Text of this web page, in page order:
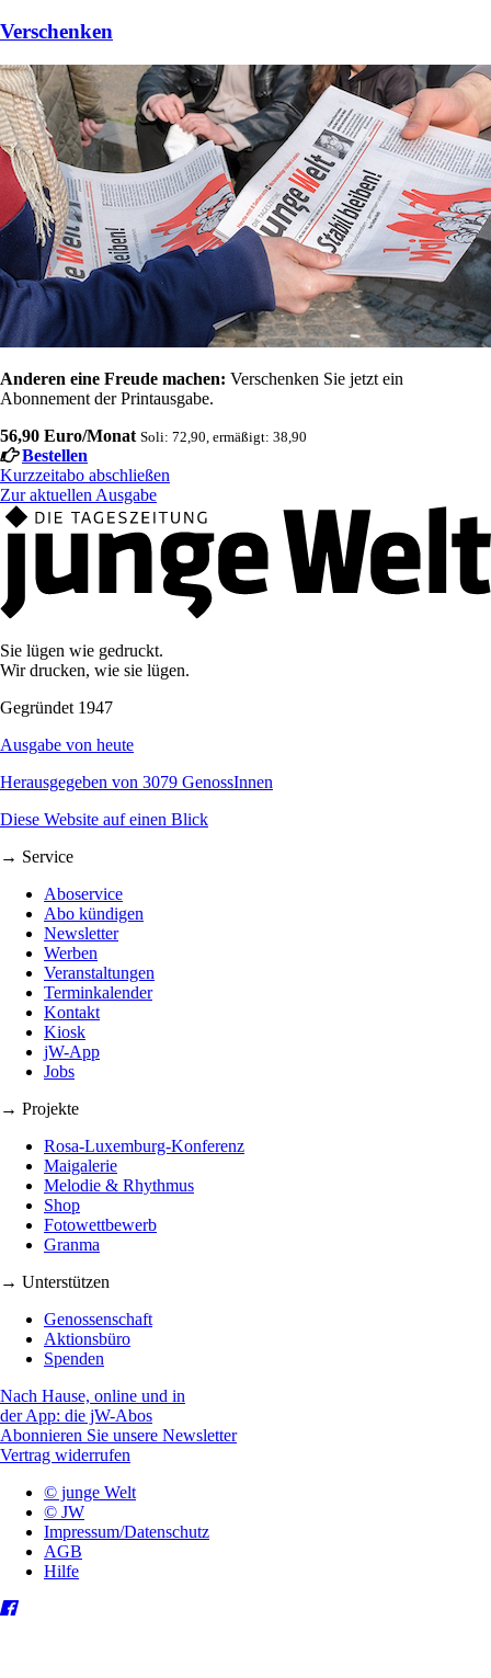
Verschenken
Anderen eine Freude machen: Verschenken Sie jetzt ein
Abonnement der Printausgabe.
56,90 Euro/Monat Soli: 72,90, ermäßigt: 38,90
Bestellen
Kurzzeitabo abschließen
Zur aktuellen Ausgabe
Sie lügen wie gedruckt.
Wir drucken, wie sie lügen.
Gegründet 1947
Ausgabe von heute
Herausgegeben von 3079 GenossInnen
Diese Website auf einen Blick
→ Service
Aboservice
Abo kündigen
Newsletter
Werben
Veranstaltungen
Terminkalender
Kontakt
Kiosk
jW-App
Jobs
→ Projekte
Rosa-Luxemburg-Konferenz
Maigalerie
Melodie & Rhythmus
Shop
Fotowettbewerb
Granma
→ Unterstützen
Genossenschaft
Aktionsbüro
Spenden
Nach Hause, online und in
der App: die jW-Abos
Abonnieren Sie unsere Newsletter
Vertrag widerrufen
© junge Welt
© JW
Impressum/Datenschutz
AGB
Hilfe